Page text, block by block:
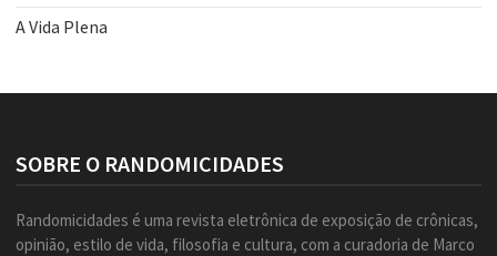
A Vida Plena
SOBRE O RANDOMICIDADES
Randomicidades é uma revista eletrônica de exposição de crônicas,
opinião, estilo de vida, filosofia e cultura, com a curadoria de Marco